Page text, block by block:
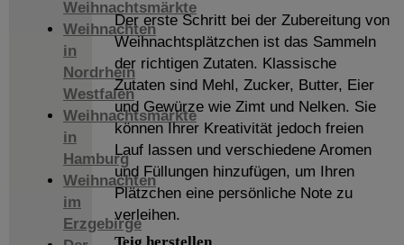
Weihnachtsmärkte
Weihnachten
in
Nordrhein
Westfalen
Weihnachtsmärkte
in
Hamburg
Weihnachten
im
Erzgebirge
Der erste Schritt bei der Zubereitung von
Weihnachtsplätzchen ist das Sammeln
der richtigen Zutaten. Klassische
Zutaten sind Mehl, Zucker, Butter, Eier
und Gewürze wie Zimt und Nelken. Sie
können Ihrer Kreativität jedoch freien
Lauf lassen und verschiedene Aromen
und Füllungen hinzufügen, um Ihren
Plätzchen eine persönliche Note zu
verleihen.